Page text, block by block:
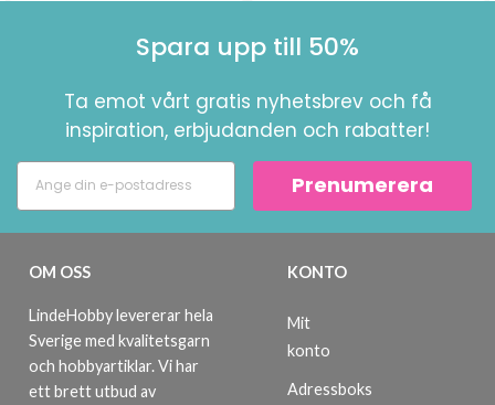
Spara upp till 50%
Ta emot vårt gratis nyhetsbrev och få
inspiration, erbjudanden och rabatter!
Prenumerera
OM OSS
LindeHobby levererar hela
Sverige med kvalitetsgarn
och hobbyartiklar. Vi har
ett brett utbud av
KONTO
Mit
konto
Adressboks